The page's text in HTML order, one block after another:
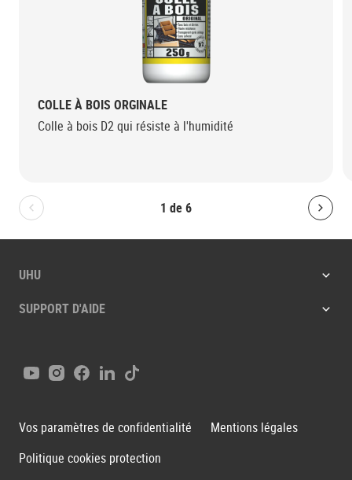
1 de6
Bolton.General.PreviousSlide
COLLE À BOIS ORGINALE
Colle à bois D2 qui résiste à l'humidité
UHU
SUPPORT D'AIDE
YoutubeInstagram
Facebook
LinkedIn
Tiktok
Vos paramètres de confidentialité
Mentions légales
Politique cookies protection